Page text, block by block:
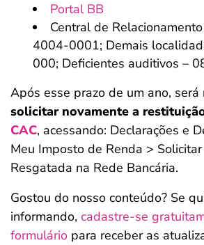
Portal BB
Central de
4004-0001; Demais
000; Deficientes auditivos –
Após esse prazo de um ano, será
solicitar novamente a
CAC, acessando: Declarações e
Meu Imposto de Renda >
Resgatada na Rede Bancária.
Gostou do nosso conteúdo? Se
informando, cadastre-se
formulário para receber as